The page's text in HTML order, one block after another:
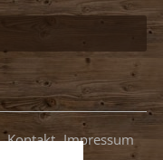
Kontakt Impressum